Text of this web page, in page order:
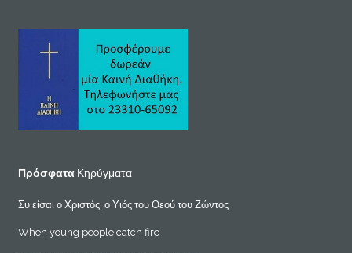
Πρόσφατα Κηρύγματα
Συ είσαι ο Χριστός, ο Υιός του Θεού του Ζώντος
When young people catch fire